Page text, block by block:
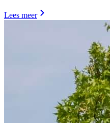
Lees meer